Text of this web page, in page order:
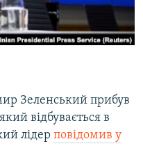
Зеленський прибув
відбувається в
лідер повідомив у